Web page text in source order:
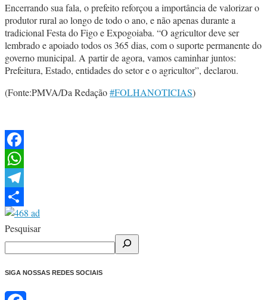
Encerrando sua fala, o prefeito reforçou a importância de valorizar o
produtor rural ao longo de todo o ano, e não apenas durante a
tradicional Festa do Figo e Expogoiaba. “O agricultor deve ser
lembrado e apoiado todos os 365 dias, com o suporte permanente do
governo municipal. A partir de agora, vamos caminhar juntos:
Prefeitura, Estado, entidades do setor e o agricultor”, declarou.
(Fonte:PMVA/Da Redação#FOLHANOTICIAS)
Facebook
WhatsApp
Telegram
Share
Pesquisar
SIGA NOSSAS REDES SOCIAIS